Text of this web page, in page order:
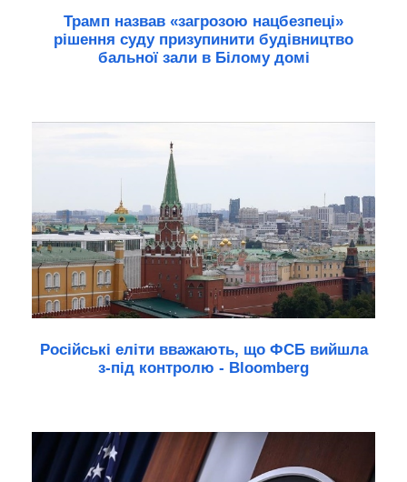
Трамп назвав «загрозою нацбезпеці»
рішення суду призупинити будівництво
бальної зали в Білому домі
Російські еліти вважають, що ФСБ вийшла
з-під контролю - Bloomberg